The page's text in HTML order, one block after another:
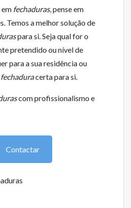
em fechaduras, pense em
Temos a melhor solução de
para si. Seja qual for o
pretendido ou nível de
para a sua residência ou
fechaduracerta para si.
com profissionalismo e
Contactar